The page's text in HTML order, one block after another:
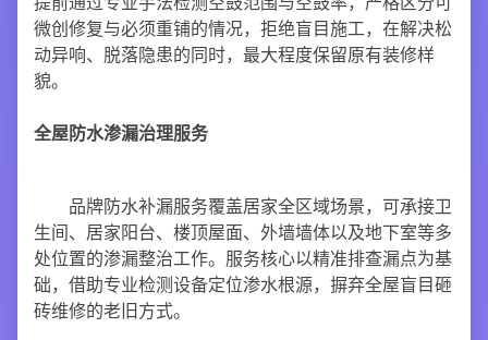
微创修复与必须重铺的情况，拒绝盲目施工，在解决松
动异响、脱落隐患的同时，最大程度保留原有装修样
貌。
全屋防水渗漏治理服务
品牌防水补漏服务覆盖居家全区域场景，可承接卫
生间、居家阳台、楼顶屋面、外墙墙体以及地下室等多
处位置的渗漏整治工作。服务核心以精准排查漏点为基
础，借助专业检测设备定位渗水根源，摒弃全屋盲目砸
砖维修的老旧方式。